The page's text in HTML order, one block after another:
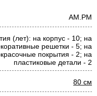
AM.PM
(лет): на корпус - 10; на
решетки - 5; на
покрытия - 2; на
пластиковые детали - 2
80 см